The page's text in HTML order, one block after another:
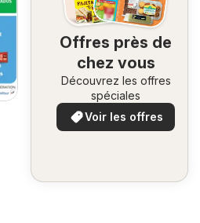
Offres près de
chez vous
Découvrez les offres
spéciales
Voir les offres